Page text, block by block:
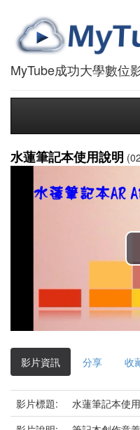
MyTube成功大學數位
水蓮筆記本使用說明
影片資訊 分享 收
影片標題:
水蓮筆記本使